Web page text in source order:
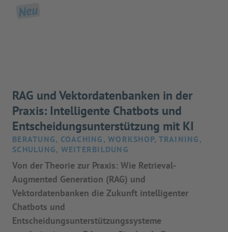
Neu
RAG und Vektordatenbanken in der
Praxis: Intelligente Chatbots und
Entscheidungsunterstützung mit KI
BERATUNG, COACHING, WORKSHOP, TRAINING,
SCHULUNG, WEITERBILDUNG
Von der Theorie zur Praxis: Wie Retrieval-
Augmented Generation (RAG) und
Vektordatenbanken die Zukunft intelligenter
Chatbots und
Entscheidungsunterstützungssysteme